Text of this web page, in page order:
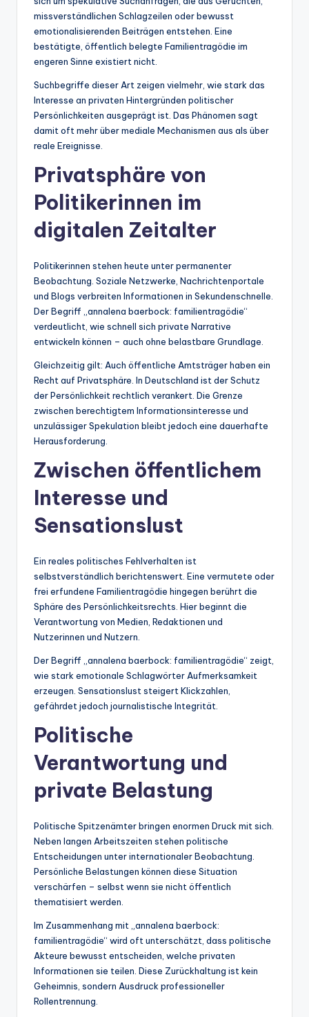
missverständlichen Schlagzeilen oder bewusst
emotionalisierenden Beiträgen entstehen. Eine
bestätigte, öffentlich belegte Familientragödie im
engeren Sinne existiert nicht.
Suchbegriffe dieser Art zeigen vielmehr, wie stark das
Interesse an privaten Hintergründen politischer
Persönlichkeiten ausgeprägt ist. Das Phänomen sagt
damit oft mehr über mediale Mechanismen aus als über
reale Ereignisse.
Privatsphäre von
Politikerinnen im
digitalen Zeitalter
Politikerinnen stehen heute unter permanenter
Beobachtung. Soziale Netzwerke, Nachrichtenportale
und Blogs verbreiten Informationen in Sekundenschnelle.
Der Begriff „annalena baerbock: familientragödie“
verdeutlicht, wie schnell sich private Narrative
entwickeln können – auch ohne belastbare Grundlage.
Gleichzeitig gilt: Auch öffentliche Amtsträger haben ein
Recht auf Privatsphäre. In Deutschland ist der Schutz
der Persönlichkeit rechtlich verankert. Die Grenze
zwischen berechtigtem Informationsinteresse und
unzulässiger Spekulation bleibt jedoch eine dauerhafte
Herausforderung.
Zwischen öffentlichem
Interesse und
Sensationslust
Ein reales politisches Fehlverhalten ist
selbstverständlich berichtenswert. Eine vermutete oder
frei erfundene Familientragödie hingegen berührt die
Sphäre des Persönlichkeitsrechts. Hier beginnt die
Verantwortung von Medien, Redaktionen und
Nutzerinnen und Nutzern.
Der Begriff „annalena baerbock: familientragödie“ zeigt,
wie stark emotionale Schlagwörter Aufmerksamkeit
erzeugen. Sensationslust steigert Klickzahlen,
gefährdet jedoch journalistische Integrität.
Politische
Verantwortung und
private Belastung
Politische Spitzenämter bringen enormen Druck mit sich.
Neben langen Arbeitszeiten stehen politische
Entscheidungen unter internationaler Beobachtung.
Persönliche Belastungen können diese Situation
verschärfen – selbst wenn sie nicht öffentlich
thematisiert werden.
Im Zusammenhang mit „annalena baerbock:
familientragödie“ wird oft unterschätzt, dass politische
Akteure bewusst entscheiden, welche privaten
Informationen sie teilen. Diese Zurückhaltung ist kein
Geheimnis, sondern Ausdruck professioneller
Rollentrennung.